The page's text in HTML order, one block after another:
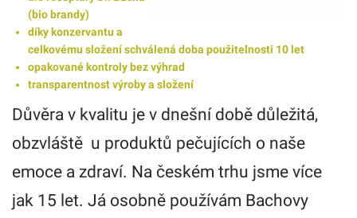
(bio brandy)
díky konzervantu a
celkovému složení schválená doba použitelnosti 10 let
opakované kontroly bez výhrad
transparentnost výroby a složení
Důvěra v kvalitu je v dnešní době důležitá,
obzvláště u produktů pečujících o naše
emoce a zdraví. Na českém trhu jsme více
jak 15 let. Já osobně používám Bachovy